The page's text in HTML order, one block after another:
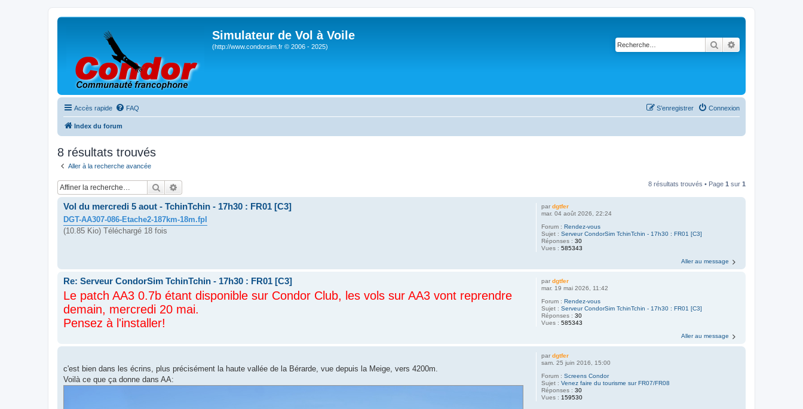
Simulateur de Vol à Voile
(http://www.condorsim.fr © 2006 - 2025) Rechercher
Accès rapide FAQ Connexion
S’enregistrer
Index du forum
8 résultats trouvés
Aller à la recherche avancée
Rechercher 8 résultats trouvés • Page 1 sur 1
pardgtfer
mar. 04 août 2026, 22:24
Forum :Rendez-vous
Sujet :Serveur CondorSim TchinTchin - 17h30 : FR01 [C3]
Réponses :30
Vues :585343
Vol du mercredi 5 aout - TchinTchin - 17h30 : FR01 [C3]
DGT-AA307-086-Etache2-187km-18m.fpl
(10.85 Kio) Téléchargé 18 fois
Aller au message
pardgtfer
mar. 19 mai 2026, 11:42
Forum :Rendez-vous
Sujet :Serveur CondorSim TchinTchin - 17h30 : FR01 [C3]
Réponses :30
Vues :585343
Re: Serveur CondorSim TchinTchin - 17h30 : FR01 [C3]
Le patch AA3 0.7b étant disponible sur Condor Club, les vols sur AA3 vont reprendre
demain, mercredi 20 mai.
Pensez à l'installer!
Aller au message
pardgtfer
sam. 25 juin 2016, 15:00
Forum :Screens Condor
Sujet :Venez faire du tourisme sur FR07/FR08
Réponses :30
Vues : 159530
c'est bien dans les écrins, plus précisément la haute vallée de la Bérarde, vue depuis la Meige, vers 4200m.
Voilà ce que ça donne dans AA: